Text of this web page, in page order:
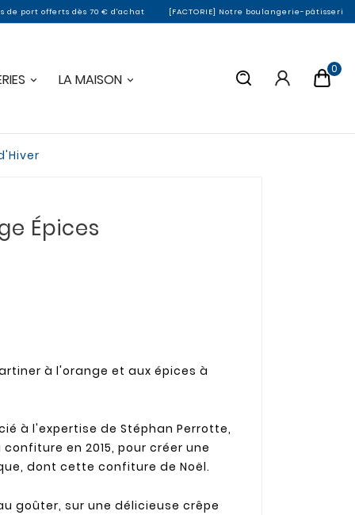
dès 70 € d'achat [FACTORIE] Notre boulangerie-pâtisserie de Montargis
LA MAISON
0
Épices
à l'orange et aux épices à
à l'expertise de Stéphan Perrotte,
en 2015, pour créer une
dont cette confiture de Noël.
goûter, sur une délicieuse crêpe